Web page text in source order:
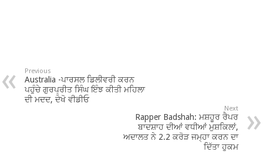
Previous
Australia -ਪਾਰਸਲ ਡਿਲੀਵਰੀ ਕਰਨ
ਪਹੁੰਚੇ ਗੁਰਪ੍ਰੀਤ ਸਿੰਘ ਇੰਝ ਕੀਤੀ ਮਹਿਲਾ
ਦੀ ਮਦਦ, ਦੇਖੋ ਵੀਡੀਓ
Next
Rapper Badshah: ਮਸ਼ਹੂਰ ਰੈਪਰ
ਬਾਦਸ਼ਾਹ ਦੀਆਂ ਵਧੀਆਂ ਮੁਸ਼ਕਿਲਾਂ,
ਅਦਾਲਤ ਨੇ 2.2 ਕਰੋੜ ਜਮ੍ਹਾ ਕਰਨ ਦਾ
ਦਿੱਤਾ ਹੁਕਮ